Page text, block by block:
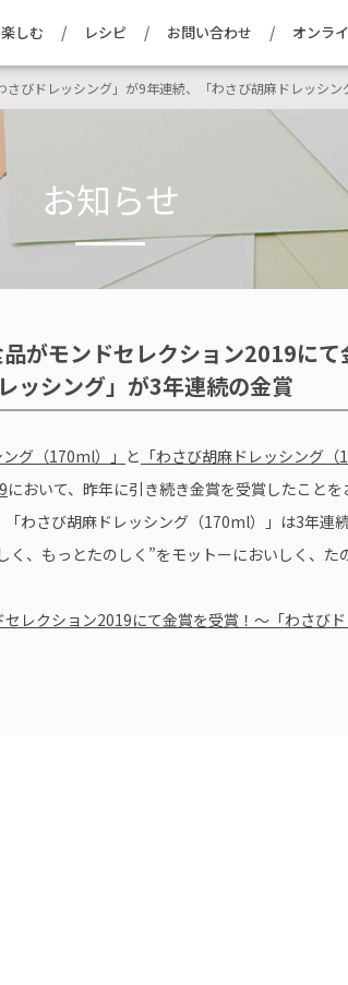
しむ レシピ お問い合わせ オンラ
びドレッシング」が9年連続、「わさび胡麻ドレッシ
お知らせ
品がモンドセレクション2019に
ッシング」が3年連続の金賞
グ（170ml）」 と 「わさび胡麻ドレッシング（
において、昨年に引き続き金賞を受賞したこと
わさび胡麻ドレッシング（170ml）」は3年連
、もっとたのしく”をモットーにおいしく、た
セレクション2019にて金賞を受賞！～「わさび